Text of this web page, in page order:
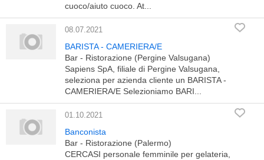
cuoco/aiuto cuoco. At...
08.07.2021
BARISTA - CAMERIERA/E
Bar - Ristorazione (Pergine Valsugana)
Sapiens SpA, filiale di Pergine Valsugana,
seleziona per azienda cliente un BARISTA -
CAMERIERA/E Selezioniamo BARI...
01.10.2021
Banconista
Bar - Ristorazione (Palermo)
CERCASI personale femminile per gelateria,